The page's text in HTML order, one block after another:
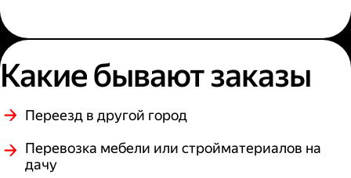
Какие бывают заказы
Переезд в другой город
Перевозка мебели или стройматериалов на
дачу